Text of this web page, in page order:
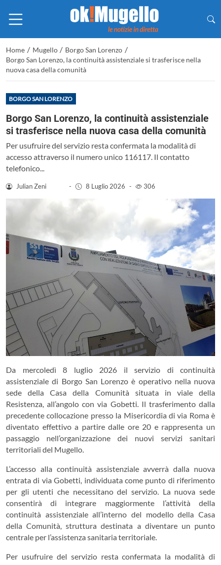
Home / Mugello / Borgo San Lorenzo /
Borgo San Lorenzo, la continuità assistenziale si trasferisce nella
nuova casa della comunità
BORGO SAN LORENZO
Borgo San Lorenzo, la continuità assistenziale
si trasferisce nella nuova casa della comunità
Per usufruire del servizio resta confermata la modalità di
accesso attraverso il numero unico 116117. Il contatto
telefonico...
Julian Zeni - 8 Luglio 2026 - 306
Da mercoledì 8 luglio 2026 il servizio di continuità
assistenziale di Borgo San Lorenzo è operativo nella nuova
sede della Casa della Comunità situata in viale della
Resistenza, all’angolo con via Gobetti. Il trasferimento dalla
precedente collocazione presso la Misericordia di via Roma è
diventato effettivo a partire dalle ore 20 e rappresenta un
passaggio nell’organizzazione dei nuovi servizi sanitari
territoriali del Mugello.
L’accesso alla continuità assistenziale avverrà dalla nuova
entrata di via Gobetti, individuata come punto di riferimento
per gli utenti che necessitano del servizio. La nuova sede
consentirà di integrare maggiormente l’attività della
continuità assistenziale all’interno del modello della Casa
della Comunità, struttura destinata a diventare un punto
centrale per l’assistenza sanitaria territoriale.
Per usufruire del servizio resta confermata la modalità di